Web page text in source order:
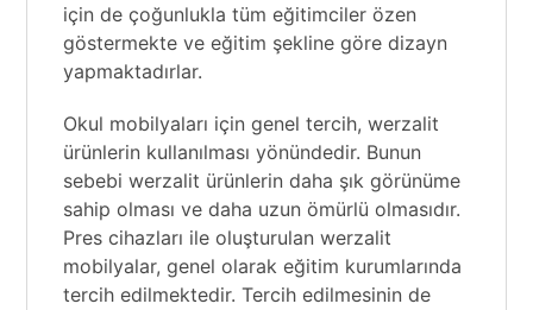
için de çoğunlukla tüm eğitimciler özen
göstermekte ve eğitim şekline göre dizayn
yapmaktadırlar.
Okul mobilyaları için genel tercih, werzalit
ürünlerin kullanılması yönündedir. Bunun
sebebi werzalit ürünlerin daha şık görünüme
sahip olması ve daha uzun ömürlü olmasıdır.
Pres cihazları ile oluşturulan werzalit
mobilyalar, genel olarak eğitim kurumlarında
tercih edilmektedir. Tercih edilmesinin de